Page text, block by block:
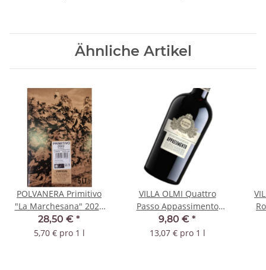
Ähnliche Artikel
POLVANERA Primitivo
"La Marchesana" 2023
IGT - BIO - 5 Liter Bag in
Box
28,50 € *
5,70 € pro 1 l
VILLA OLMI Quattro
Passo Appassimento
2023 IGT
9,80 € *
13,07 € pro 1 l